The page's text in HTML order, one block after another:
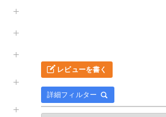
レビューを書く
詳細フィルター